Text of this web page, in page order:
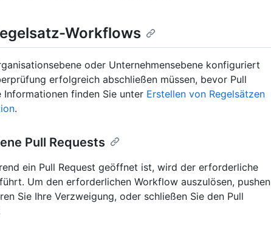
Workflows
oder Unternehmensebene konfiguriert
erfolgreich abschließen müssen, bevor Pull
Informationen finden Sie unter Erstellen von Regelsätzen
.
Pull Requests
ein Pull Request geöffnet ist, wird der erforderliche
Um den erforderlichen Workflow auszulösen, pushen
Sie Ihre Verzweigung, oder schließen Sie den Pull